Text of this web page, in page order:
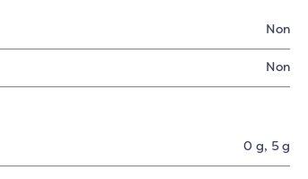
Non
Non
0 g, 5 g